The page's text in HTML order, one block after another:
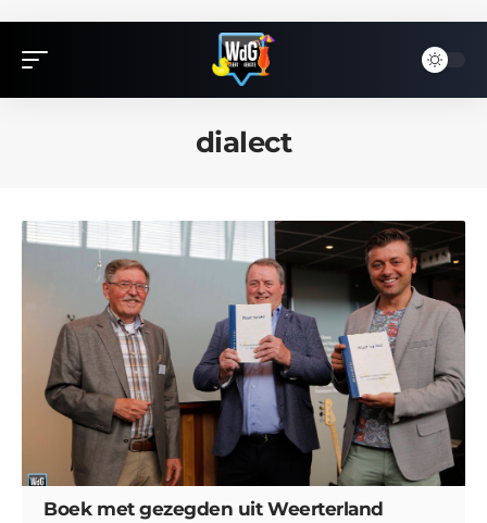
dialect
Boek met gezegden uit Weerterland